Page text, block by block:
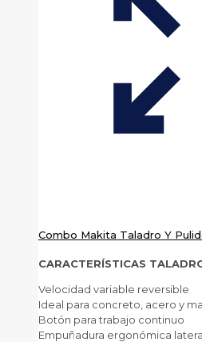
Combo Makita Taladro Y
CARACTERÍSTICAS
Velocidad variable reversible
Ideal para concreto, acero y
Botón para trabajo continuo
Empuñadura ergonómica